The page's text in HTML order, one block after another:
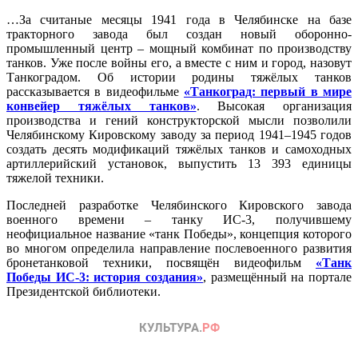
…За считаные месяцы 1941 года в Челябинске на базе
тракторного завода был создан новый оборонно-
промышленный центр – мощный комбинат по производству
танков. Уже после войны его, а вместе с ним и город, назовут
Танкоградом. Об истории родины тяжёлых танков
рассказывается в видеофильме «Танкоград: первый в мире
конвейер тяжёлых танков». Высокая организация
производства и гений конструкторской мысли позволили
Челябинскому Кировскому заводу за период 1941–1945 годов
создать десять модификаций тяжёлых танков и самоходных
артиллерийский установок, выпустить 13 393 единицы
тяжелой техники.
Последней разработке Челябинского Кировского завода
военного времени – танку ИС-3, получившему
неофициальное название «танк Победы», концепция которого
во многом определила направление послевоенного развития
бронетанковой техники, посвящён видеофильм «Танк
Победы ИС-3: история создания», размещённый на портале
Президентской библиотеки.